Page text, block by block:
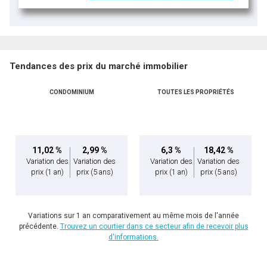
Tendances des prix du marché immobilier
CONDOMINIUM
11,02 %
Variation des
prix (1 an)
2,99 %
Variation des
prix (5 ans)
TOUTES LES PROPRIÉTÉS
6,3 %
Variation des
prix (1 an)
18,42 %
Variation des
prix (5 ans)
Variations sur 1 an comparativement au même mois de l'année
précédente. Trouvez un courtier dans ce secteur afin de recevoir plus
d'informations.